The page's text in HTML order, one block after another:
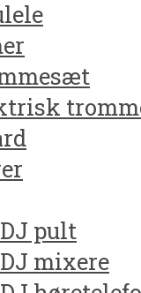
pult
mixere